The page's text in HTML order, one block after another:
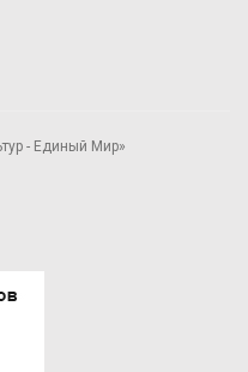
- Единый Мир»